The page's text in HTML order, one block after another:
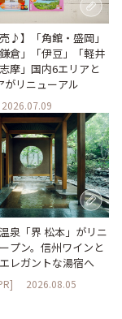
♪】「角館・盛岡」
倉」「伊豆」「軽井
摩」国内6エリアと
がリニューアル
2026.07.09
泉「界 松本」がリニ
プン。信州ワインと
レガントな湯宿へ
2026.08.05